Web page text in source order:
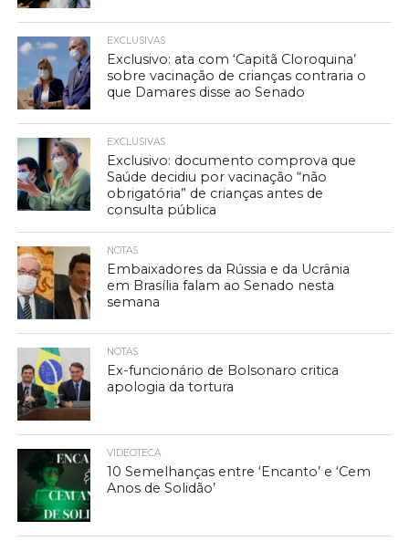
EXCLUSIVAS
Exclusivo: ata com ‘Capitã Cloroquina’
sobre vacinação de crianças contraria o
que Damares disse ao Senado
EXCLUSIVAS
Exclusivo: documento comprova que
Saúde decidiu por vacinação “não
obrigatória” de crianças antes de
consulta pública
NOTAS
Embaixadores da Rússia e da Ucrânia
em Brasília falam ao Senado nesta
semana
NOTAS
Ex-funcionário de Bolsonaro critica
apologia da tortura
VIDEOTECA
10 Semelhanças entre ‘Encanto’ e ‘Cem
Anos de Solidão’